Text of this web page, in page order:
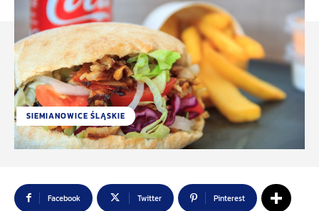
SIEMIANOWICE ŚLĄSKIE
Facebook Twitter Pinterest